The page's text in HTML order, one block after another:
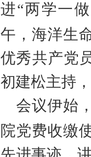
进“两学一
午，海洋生
优秀共产党
初建松主持
会议伊始
院党费收缴